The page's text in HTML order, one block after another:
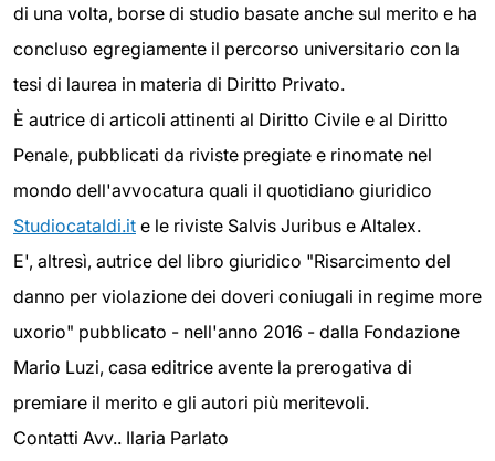
di una volta, borse di studio basate anche sul merito e ha
concluso egregiamente il percorso universitario con la
tesi di laurea in materia di Diritto Privato.
È autrice di articoli attinenti al Diritto Civile e al Diritto
Penale, pubblicati da riviste pregiate e rinomate nel
mondo dell'avvocatura quali il quotidiano giuridico
Studiocataldi.it e le riviste Salvis Juribus e Altalex.
E', altresì, autrice del libro giuridico "Risarcimento del
danno per violazione dei doveri coniugali in regime more
uxorio" pubblicato - nell'anno 2016 - dalla Fondazione
Mario Luzi, casa editrice avente la prerogativa di
premiare il merito e gli autori più meritevoli.
Contatti Avv.. Ilaria Parlato